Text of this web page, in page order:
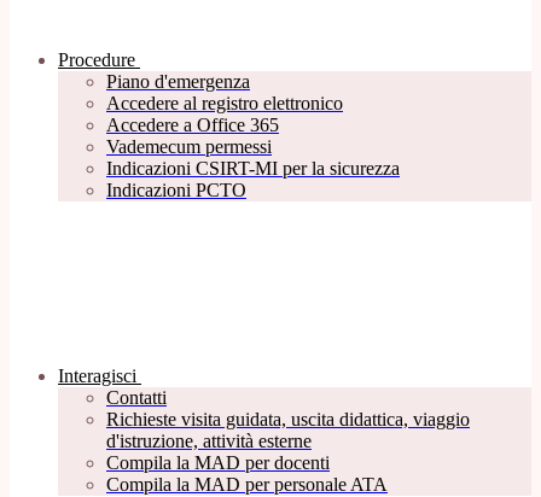
Procedure
Piano d'emergenza
Accedere al registro elettronico
Accedere a Office 365
Vademecum permessi
Indicazioni CSIRT-MI per la sicurezza
Indicazioni PCTO
Interagisci
Contatti
Richieste visita guidata, uscita didattica, viaggio
d'istruzione, attività esterne
Compila la MAD per docenti
Compila la MAD per personale ATA